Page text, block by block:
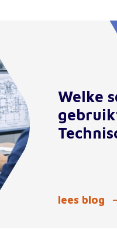
Welke
lees blog